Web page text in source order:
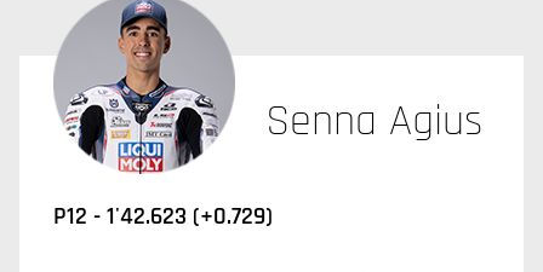
Senna Agius
P12 - 1'42.623 (+0.729)